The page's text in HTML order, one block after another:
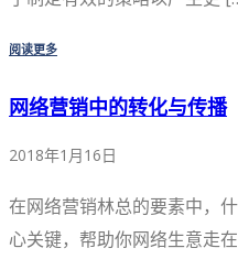
阅读更多
网络营销中的转化与传播
2018年1月16日
在网络营销林总的要素中，
心关键，帮助你网络生意走